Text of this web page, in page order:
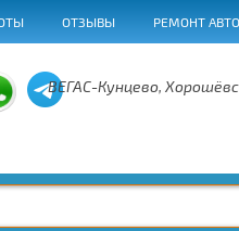
ОТЗЫВЫ РЕМОНТ
ВЕГАС-Кунцево,